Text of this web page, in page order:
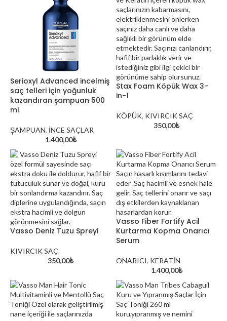
Serioxyl Advanced incelmiş
saç telleri için yoğunluk
kazandıran şampuan 500
ml
ŞAMPUAN, İNCE SAÇLAR
1.400,00₺
Stax Foam Köpük Wax 3-
in-1
KÖPÜK, KIVIRCIK SAÇ
350,00₺
Vasso Deniz Tuzu Spreyi
KIVIRCIK SAÇ
350,00₺
Vasso Fiber Fortify Acil
Kurtarma Kopma Onarıcı
Serum
ONARICI, KERATİN
1.400,00₺